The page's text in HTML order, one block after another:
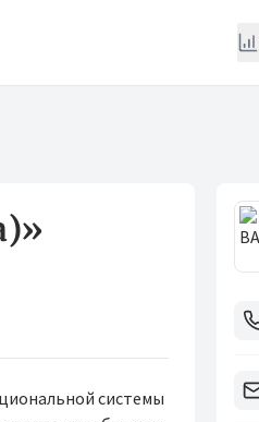
системы